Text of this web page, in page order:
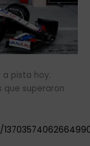
a pista hoy.
que superaron